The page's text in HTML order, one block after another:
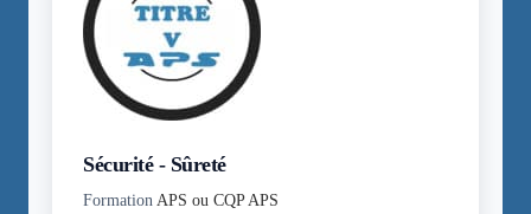
Sécurité - Sûreté
Formation APS ou CQP APS